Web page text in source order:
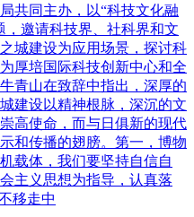
共同主办，以“科技文化融
，邀请科技界、社科界和文
城建设为应用场景，探讨科
厚培国际科技创新中心和全
青山在致辞中指出，深厚的
建设以精神根脉，深沉的文
高使命，而与日俱新的现代
和传播的翅膀。第一，博物
载体，我们要坚持自信自
主义思想为指导，认真落
移走中